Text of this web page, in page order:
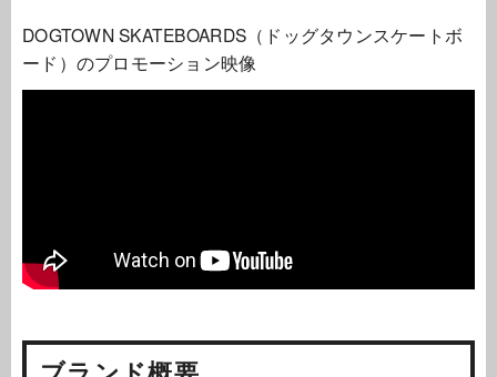
DOGTOWN SKATEBOARDS（ドッグタウンスケートボ
ード）のプロモーション映像